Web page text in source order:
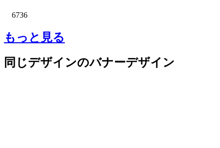
6736
もっと見る
同じデザインのバナーデザイン